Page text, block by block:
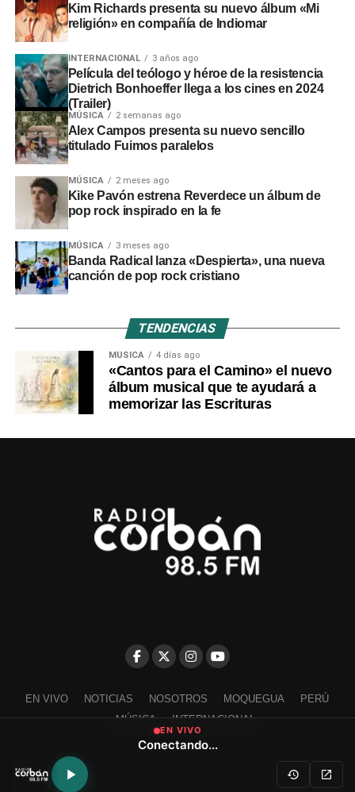
seguridad ante posibles inundaciones. Por ello, la
entidad fiscalizadora recomendó a las autoridades
locales y regionales adoptar medidas urgentes para
proteger viviendas, familias y zonas de cultivo.
Kim Richards presenta su nuevo álbum «Mi
religión» en compañía de Indiomar
INTERNACIONAL 3 años ago
Película del teólogo y héroe de la resistencia
Dietrich Bonhoeffer llega a los cines en 2024
(Trailer)
MÚSICA 2 semanas ago
Alex Campos presenta su nuevo sencillo
titulado Fuimos paralelos
MÚSICA 2 meses ago
Kike Pavón estrena Reverdece un álbum de
pop rock inspirado en la fe
MÚSICA 3 meses ago
Banda Radical lanza «Despierta», una nueva
canción de pop rock cristiano
TENDENCIAS
MÚSICA 4 días ago
«Cantos para el Camino» el nuevo
álbum musical que te ayudará a
memorizar las Escrituras
EN VIVO NOTICIAS NOSOTROS MOQUEGUA
PERÚ
MÚSICA
INTERNACIONAL
Escríbenos a contacto@radiocorban.com
EN VIVO
Conectando...